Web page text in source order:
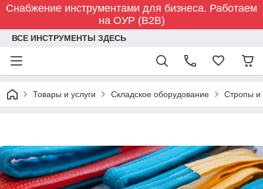
Снабжение инструментами для бизнеса. Работаем
на ОУР (B2B)
ВСЕ ИНСТРУМЕНТЫ ЗДЕСЬ
Товары и услуги Складское оборудование Стропы и